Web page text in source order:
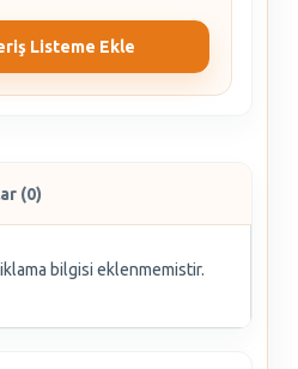
Listeme Ekle
(0)
bilgisi eklenmemistir.